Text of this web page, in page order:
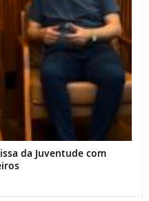
da Juventude com